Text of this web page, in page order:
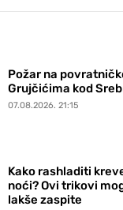
Požar na
Grujčićima kod
07.08.2026. 21:15
Kako rashladiti
noći? Ovi trikovi
lakše zaspite